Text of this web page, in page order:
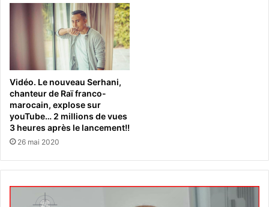
Vidéo. Le nouveau Serhani,
chanteur de Raï franco-
marocain, explose sur
youTube… 2 millions de vues
3 heures après le lancement!!
26 mai 2020